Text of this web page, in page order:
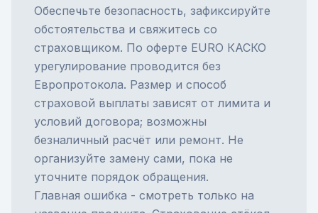
Обеспечьте безопасность, зафиксируйте
обстоятельства и свяжитесь со
страховщиком. По оферте EURO КАСКО
урегулирование проводится без
Европротокола. Размер и способ
страховой выплаты зависят от лимита и
условий договора; возможны
безналичный расчёт или ремонт. Не
организуйте замену сами, пока не
уточните порядок обращения.
Главная ошибка - смотреть только на